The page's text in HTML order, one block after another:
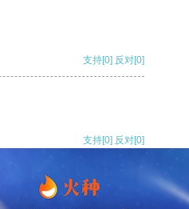
支持[0] 反对[0]
支持[0] 反对[0]